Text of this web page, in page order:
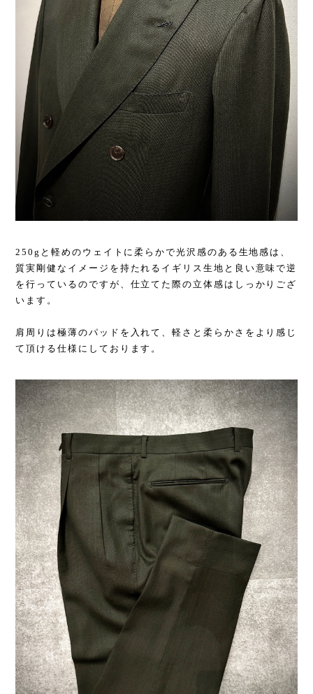
250gと軽めのウェイトに柔らかで光沢感のある生地感は、
質実剛健なイメージを持たれるイギリス生地と良い意味で逆
を行っているのですが、仕立てた際の立体感はしっかりござ
います。
肩周りは極薄のパッドを入れて、軽さと柔らかさをより感じ
て頂ける仕様にしております。